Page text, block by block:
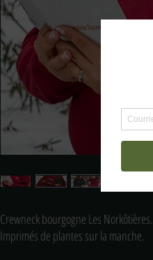
Crewneck bourgogne Les Norkôtières.
Imprimés de plantes sur la manche.